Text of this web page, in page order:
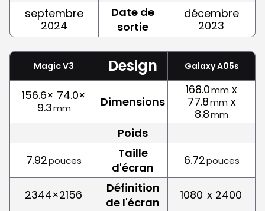
septembre
2024
Date de
sortie
décembre
2023
Magic V3 Design Galaxy A05s
156.6× 74.0×
9.3mm Dimensions
168.0mm x
77.8mm x
8.8mm
Poids
7.92pouces
Taille
d'écran
6.72pouces
2344×2156
Définition
de l'écran
1080 x 2400